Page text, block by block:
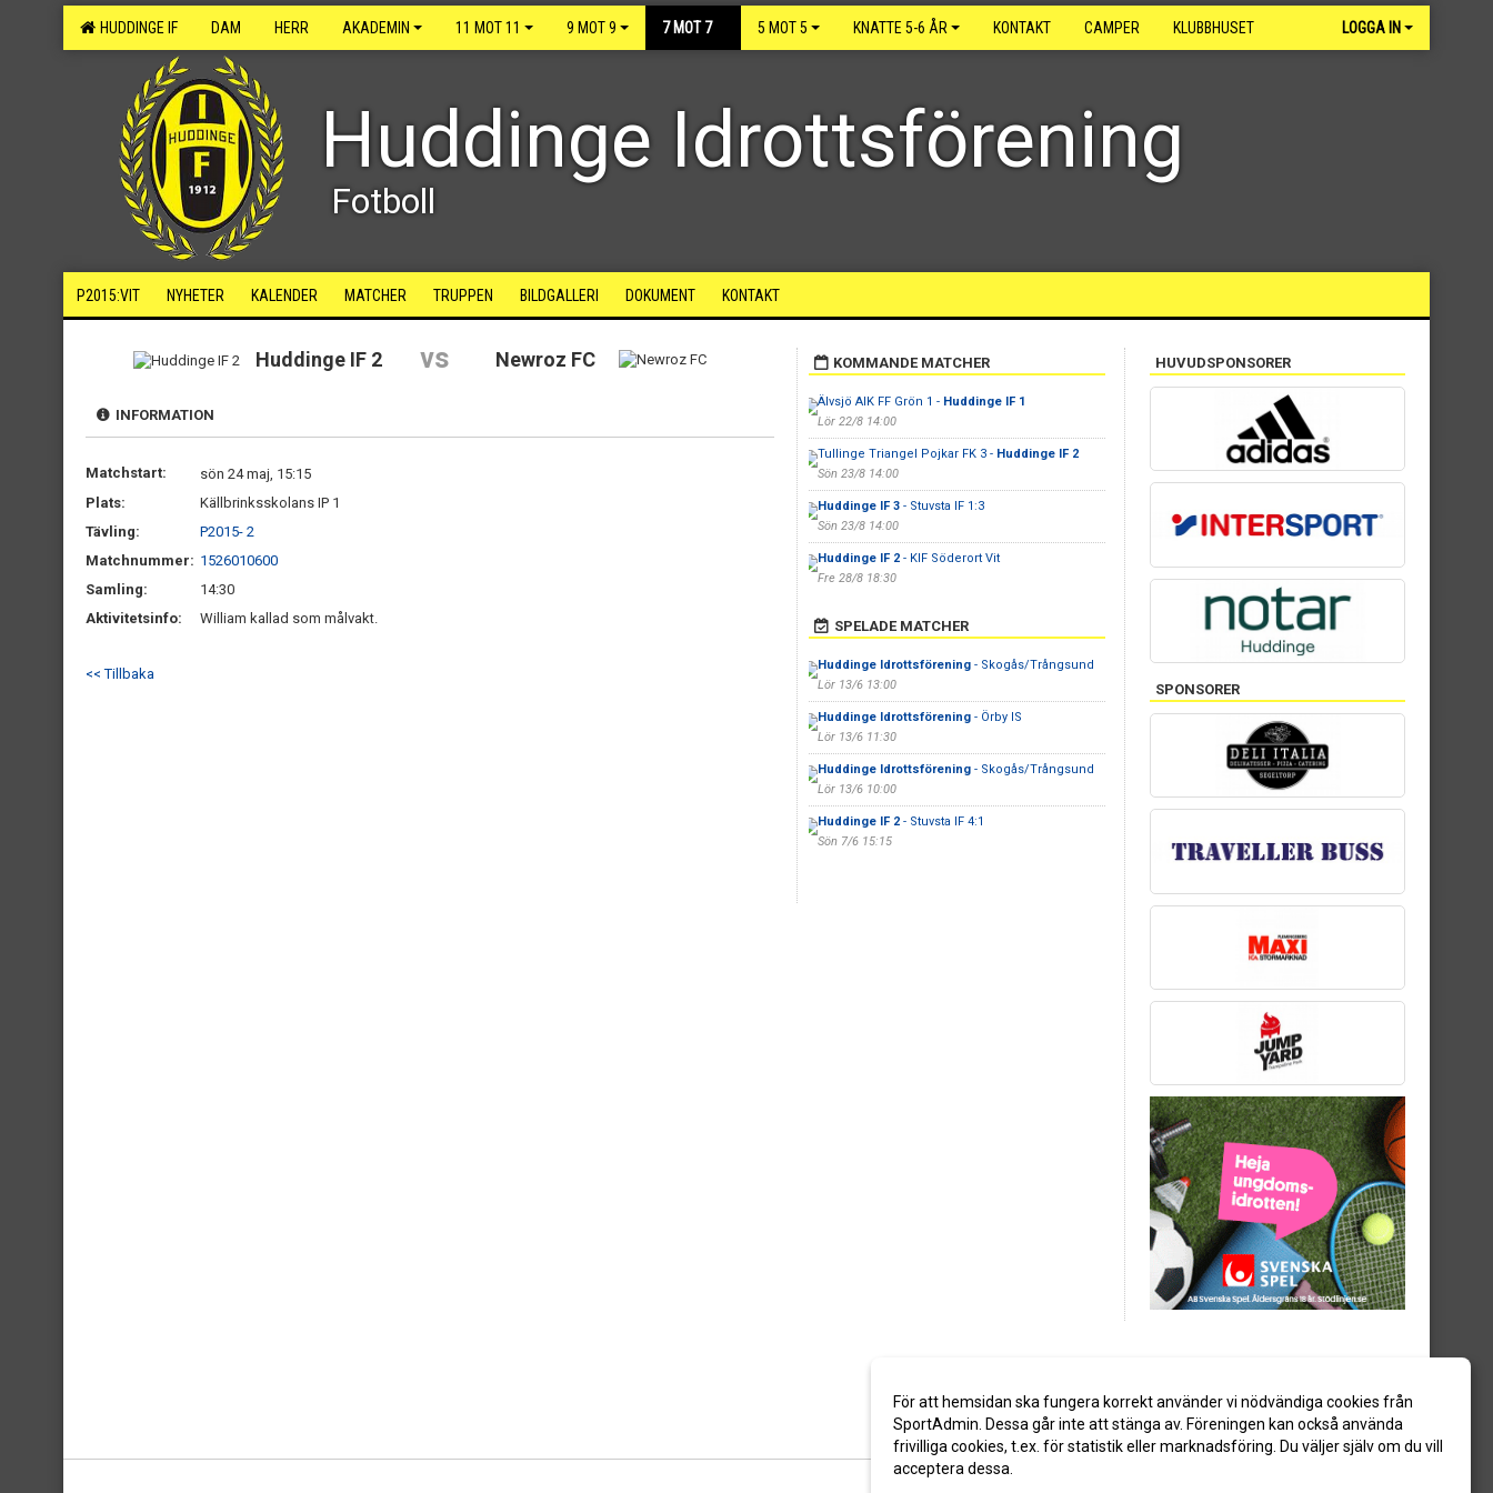
HUDDINGE IF DAM HERR AKADEMIN 11 MOT 11 9 MOT 9 7 MOT 7 5 MOT 5 KNATTE 5-6 ÅR KONTAKT CAMPER KLUBBHUSET LOGGA IN
Huddinge Idrottsförening
Fotboll
P2015:VIT NYHETER KALENDER MATCHER TRUPPEN BILDGALLERI DOKUMENT KONTAKT
Huddinge IF 2 vs Newroz FC
INFORMATION
Matchstart:
sön 24 maj, 15:15
Plats:
Källbrinksskolans IP 1
Tävling:
P2015- 2
Matchnummer: 1526010600
Samling:
14:30
Aktivitetsinfo:
William kallad som målvakt.
<< Tillbaka
KOMMANDE MATCHER
Älvsjö AIK FF Grön 1 - Huddinge IF 1
Lör 22/8 14:00
Tullinge Triangel Pojkar FK 3 - Huddinge IF 2
Sön 23/8 14:00
Huddinge IF 3- Stuvsta IF 1:3
Sön 23/8 14:00
Huddinge IF 2- KIF Söderort Vit
Fre 28/8 18:30
SPELADE MATCHER
Huddinge Idrottsförening- Skogås/Trångsund
Lör 13/6 13:00
Huddinge Idrottsförening- Örby IS
Lör 13/6 11:30
Huddinge Idrottsförening- Skogås/Trångsund
Lör 13/6 10:00
Huddinge IF 2- Stuvsta IF 4:1
Sön 7/6 15:15
HUVUDSPONSORER
SPONSORER
För att hemsidan ska fungera korrekt använder vi nödvändiga cookies från
SportAdmin. Dessa går inte att stänga av. Föreningen kan också använda
frivilliga cookies, t.ex. för statistik eller marknadsföring. Du väljer själv om du vill
acceptera dessa.